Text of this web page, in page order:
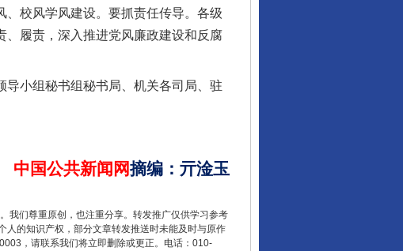
校风学风建设。要抓责任传导。各级
、履责，深入推进党风廉政建设和反腐
小组秘书组秘书局、机关各司局、驻
中国公共新闻网摘编 ： 亓淦玉
我们尊重原创，也注重分享。转发推广仅供学习参考
人的知识产权，部分文章转发推送时未能及时与原作
，请联系我们将立即删除或更正。电话：010-